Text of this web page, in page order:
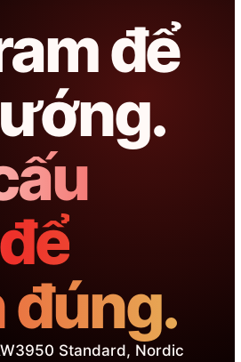
để
đúng.
Standard, Nordic